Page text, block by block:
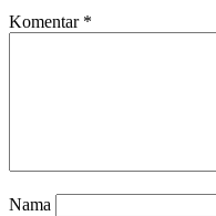
Komentar *
Nama